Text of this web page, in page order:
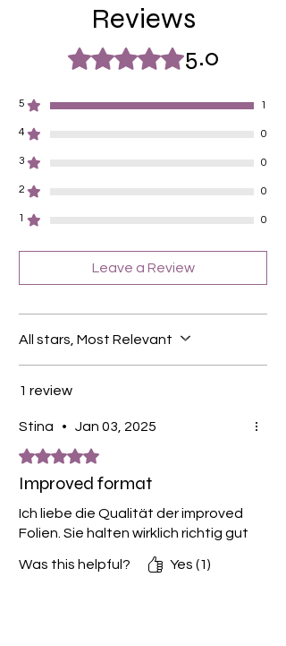
von unterschiedlicher Grösse (8.4mm –
Für alle Nägel geeignet
Halten bis zu 14 Tage
Reviews
Rated 5 out of 5 stars.5.0
5 1
4 0
3 0
2 0
1 0
Leave a Review
All stars, Most Relevant
1 review
Stina • Jan 03, 2025
Rated 5 out of 5 stars.
Improved format
Ich liebe die Qualität der improved
Folien. Sie halten wirklich richtig gut
Was this helpful? Yes (1)